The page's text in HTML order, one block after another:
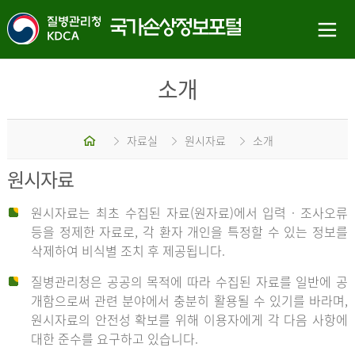
소개
홈 자료실 원시자료 소개
원시자료
원시자료는 최초 수집된 자료(원자료)에서 입력 · 조사오류
등을 정제한 자료로, 각 환자 개인을 특정할 수 있는 정보를
삭제하여 비식별 조치 후 제공됩니다.
질병관리청은 공공의 목적에 따라 수집된 자료를 일반에 공
개함으로써 관련 분야에서 충분히 활용될 수 있기를 바라며,
원시자료의 안전성 확보를 위해 이용자에게 각 다음 사항에
대한 준수를 요구하고 있습니다.